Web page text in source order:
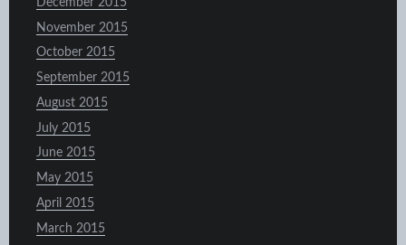
December 2015
November 2015
October 2015
September 2015
August 2015
July 2015
June 2015
May 2015
April 2015
March 2015